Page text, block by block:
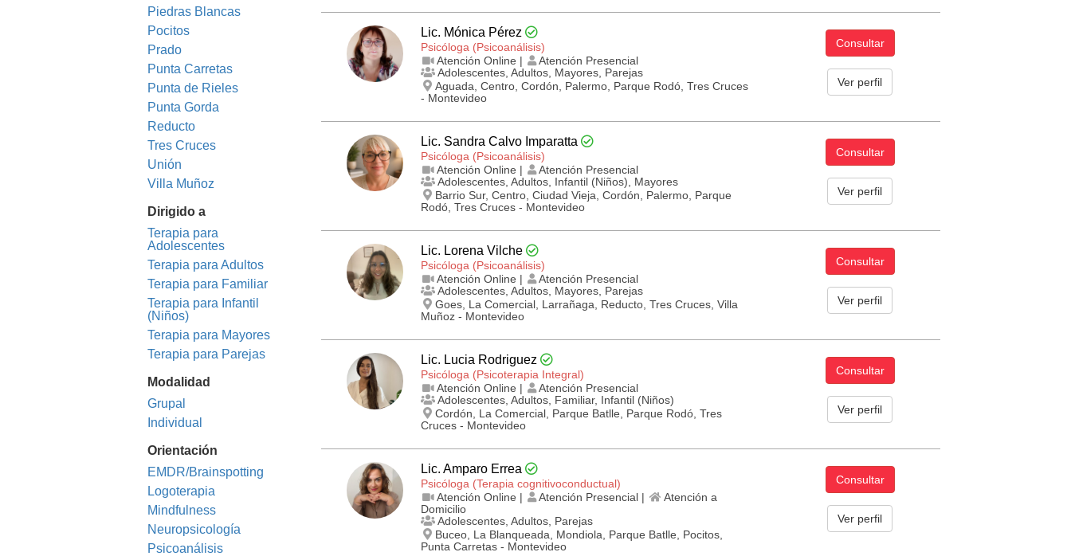
Piedras Blancas
Pocitos
Prado
Punta Carretas
Punta de Rieles
Punta Gorda
Reducto
Tres Cruces
Unión
Villa Muñoz
Dirigido a
Terapia para
Adolescentes
Terapia para Adultos
Terapia para Familiar
Terapia para Infantil
(Niños)
Terapia para Mayores
Terapia para Parejas
Modalidad
Grupal
Individual
Orientación
EMDR/Brainspotting
Logoterapia
Mindfulness
Neuropsicología
Psicoanálisis
Lic. Mónica Pérez
Psicóloga (Psicoanálisis)
Atención Online |
Atención Presencial
Adolescentes, Adultos, Mayores, Parejas
Aguada, Centro, Cordón, Palermo, Parque Rodó, Tres Cruces
- Montevideo
Consultar
Ver perfil
Lic. Sandra Calvo Imparatta
Psicóloga (Psicoanálisis)
Atención Online |
Atención Presencial
Adolescentes, Adultos, Infantil (Niños), Mayores
Barrio Sur, Centro, Ciudad Vieja, Cordón, Palermo, Parque
Rodó, Tres Cruces - Montevideo
Consultar
Ver perfil
Lic. Lorena Vilche
Psicóloga (Psicoanálisis)
Atención Online |
Atención Presencial
Adolescentes, Adultos, Mayores, Parejas
Goes, La Comercial, Larrañaga, Reducto, Tres Cruces, Villa
Muñoz - Montevideo
Consultar
Ver perfil
Lic. Lucia Rodriguez
Psicóloga (Psicoterapia Integral)
Atención Online |
Atención Presencial
Adolescentes, Adultos, Familiar, Infantil (Niños)
Cordón, La Comercial, Parque Batlle, Parque Rodó, Tres
Cruces - Montevideo
Consultar
Ver perfil
Lic. Amparo Errea
Psicóloga (Terapia cognitivo­conductual)
Atención Online |
Atención Presencial |
Atención a
Domicilio
Adolescentes, Adultos, Parejas
Buceo, La Blanqueada, Mondiola, Parque Batlle, Pocitos,
Punta Carretas - Montevideo
Consultar
Ver perfil